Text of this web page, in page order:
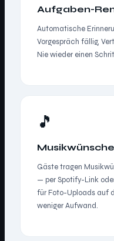
Aufgaben-
Automatische
Vorgespräch fällig,
Nie wieder einen
🎵
Gäste tragen
— per Spotify-Link
für Foto-Uploads auf
weniger Aufwand.